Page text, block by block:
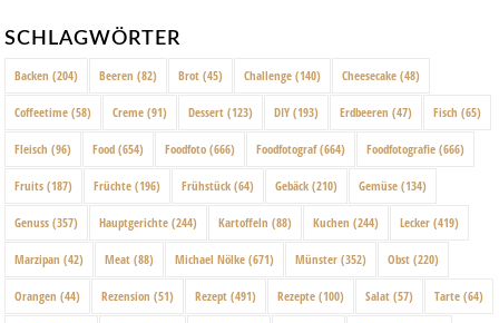
SCHLAGWÖRTER
Backen (204) Beeren (82) Brot (45) Challenge (140) Cheesecake (48)
Coffeetime (58) Creme (91) Dessert (123) DIY (193) Erdbeeren (47) Fisch (65)
Fleisch (96) Food (654) Foodfoto (666) Foodfotograf(664) Foodfotografie (666)
Fruits (187) Früchte (196) Frühstück (64) Gebäck (210) Gemüse (134)
Genuss (357) Hauptgerichte (244) Kartoffeln (88) Kuchen (244) Lecker (419)
Marzipan (42) Meat (88) Michael Nölke (671) Münster (352) Obst (220)
Orangen (44) Rezension (51) Rezept (491) Rezepte (100) Salat (57) Tarte (64)